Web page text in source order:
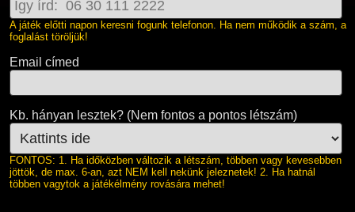
A játék előtti napon keresni fogunk telefonon. Ha nem működik a szám, a
foglalást töröljük!
Email címed
Kb. hányan lesztek? (Nem fontos a pontos létszám)
FONTOS: 1. Ha időközben változik a létszám, többen vagy kevesebben
jöttök, de max. 6-an, azt NEM kell nekünk jeleznetek! 2. Ha hatnál
többen vagytok a játékélmény rovására mehet!